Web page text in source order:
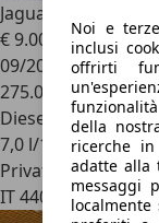
Jaguar XJ
€ 9.000
09/2010
275.000 km
Diesel
7,0 l/100 km (comb.)
Privato
IT 44049
Vigarano
Noi e
inclusi
offrirti
della
ricerche
adatte alla
messaggi